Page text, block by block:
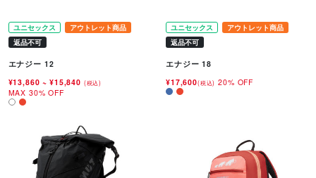
ユニセックス
アウトレット商品
返品不可
エナジー 12
¥13,860~ ¥15,840 (税込)
MAX 30% OFF
ユニセックス
アウトレット商品
返品不可
エナジー 18
¥17,600(税込) 20% OFF